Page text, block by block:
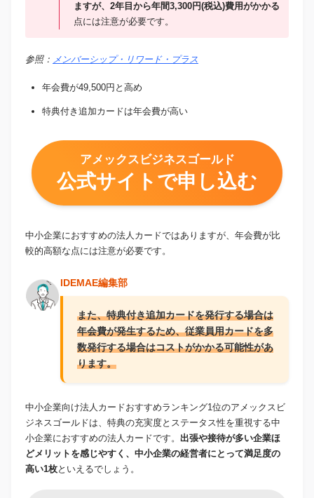
ますが、2年目から年間3,300円(税込)費用がかかる
点には注意が必要です。
参照： メンバーシップ・リワード・プラス
年会費が49,500円と高め
特典付き追加カードは年会費が高い
アメックスビジネスゴールド
公式サイトで申し込む
中小企業におすすめの法人カードではありますが、年会費が比
較的高額な点には注意が必要です。
IDEMAE編集部
また、特典付き追加カードを発行する場合は
年会費が発生するため、従業員用カードを多
数発行する場合はコストがかかる可能性があ
ります。
中小企業向け法人カードおすすめランキング1位のアメックスビ
ジネスゴールドは、特典の充実度とステータス性を重視する中
小企業におすすめの法人カードです。 出張や接待が多い企業ほ
どメリットを感じやすく、中小企業の経営者にとって満足度の
高い1枚といえるでしょう。